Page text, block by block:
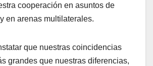
cooperación en asuntos de
en arenas multilaterales.
que nuestras coincidencias
grandes que nuestras diferencias,